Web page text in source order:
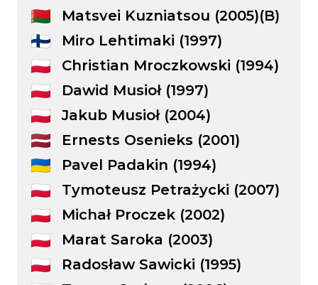
Matsvei Kuzniatsou (2005)(B)
Miro Lehtimaki (1997)
Christian Mroczkowski (1994)
Dawid Musioł (1997)
Jakub Musioł (2004)
Ernests Osenieks (2001)
Pavel Padakin (1994)
Tymoteusz Petrażycki (2007)
Michał Proczek (2002)
Marat Saroka (2003)
Radosław Sawicki (1995)